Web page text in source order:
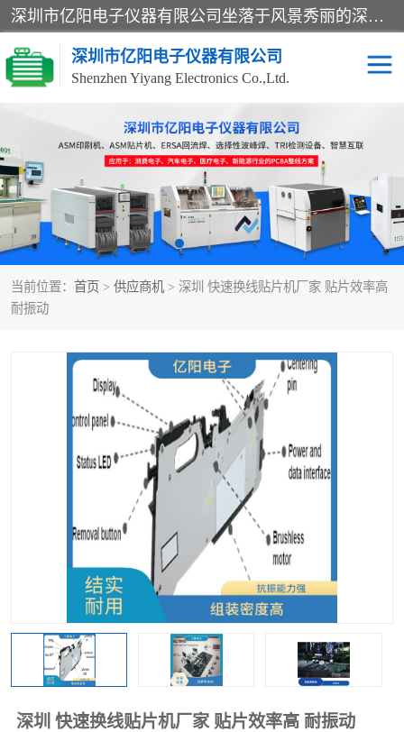
深圳市亿阳电子仪器有限公司坐落于风景秀丽的深圳市光明区，集SMT设备销售务为一体，努力为客户提供电子装配解决方案。与行业**SMT设备厂商：ASM（印刷机，锡膏检查机，贴片机），德国ERSA（爱莎）建立了稳固的代理合作关系，销售的设备一直保持**电子装配行业未来发展方向，能够满足客户各种繁杂产品的生产应用。
深圳市亿阳电子仪器有限公司
Shenzhen Yiyang Electronics Co.,Ltd.
当前位置： 首页 > 供应商机 > 深圳 快速换线贴片机厂家 贴片效率高
耐振动
深圳 快速换线贴片机厂家 贴片效率高 耐振动
SX全自动高速贴片机 E系列中速贴片机
NeoHorizon全自动锡膏印
刷机
选择性波峰焊
VERSAFLOW-335
回流焊HOTFLOW 3/20e 波峰焊
BGA返修台HR600/2 自动光学检测TR7700QE
TR5001
自动光学检测TR7710 XS全自动高速贴片机
TX 全自动高速贴片机